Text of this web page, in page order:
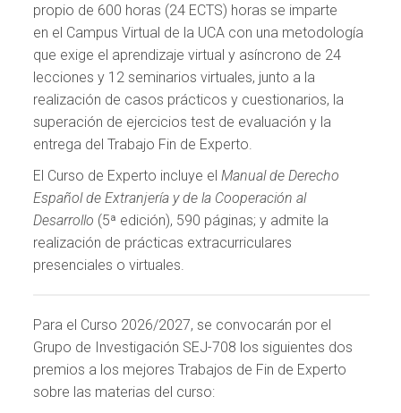
propio de 600 horas (24 ECTS) horas se imparte
en el Campus Virtual de la UCA con una metodología
que exige el aprendizaje virtual y asíncrono de 24
lecciones y 12 seminarios virtuales, junto a la
realización de casos prácticos y cuestionarios, la
superación de ejercicios test de evaluación y la
entrega del Trabajo Fin de Experto.
El Curso de Experto incluye elManual de Derecho
Español de Extranjería y de la Cooperación al
Desarrollo (5ª edición), 590 páginas; y admite la
realización de prácticas extracurriculares
presenciales o virtuales.
Para el Curso 2026/2027, se convocarán por el
Grupo de Investigación SEJ-708 los siguientes dos
premios a los mejores Trabajos de Fin de Experto
sobre las materias del curso: